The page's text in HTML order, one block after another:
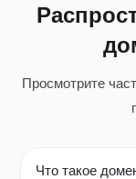
Просмотрите
Что такое